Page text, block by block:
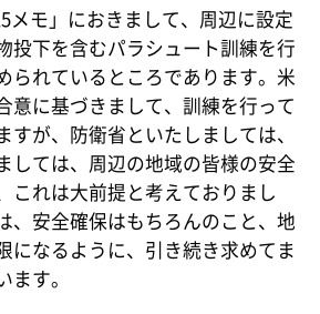
メモ」におきまして、周辺に設定
投下を含むパラシュート訓練を行
られているところであります。米
意に基づきまして、訓練を行って
すが、防衛省といたしましては、
しては、周辺の地域の皆様の安全
これは大前提と考えておりまし
、安全確保はもちろんのこと、地
になるように、引き続き求めてま
す。